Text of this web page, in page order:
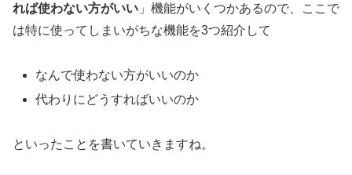
れば使わない方がいい 」機能がいくつかあるので、ここで
は特に使ってしまいがちな機能を3つ紹介して
なんで使わない方がいいのか
代わりにどうすればいいのか
といったことを書いていきますね。